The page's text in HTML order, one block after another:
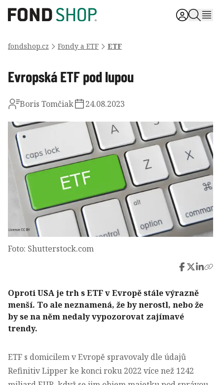
fondshop.cz Fondy a ETF ETF
Evropská ETF pod lupou
Boris Tomčiak 24.08.2023
Foto: Shutterstock.com
Oproti USA je trh s ETF v Evropě stále výrazně
menší. To ale neznamená, že by nerostl, nebo že
by se na něm nedaly vypozorovat zajímavé
trendy.
ETF s domicilem v Evropě spravovaly dle údajů
Refinitiv Lipper ke konci roku 2022 více než 1242